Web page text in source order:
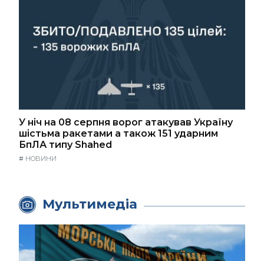
У ніч на 08 серпня ворог атакував Україну
шістьма ракетами а також 151 ударним
БпЛА типу Shahed
# НОВИНИ
Мультимедіа